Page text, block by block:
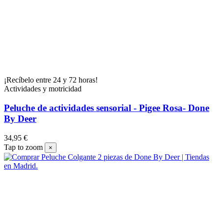
¡Recíbelo entre 24 y 72 horas!
Actividades y motricidad
Peluche de actividades sensorial - Pigee Rosa- Done
By Deer
34,95 €
Tap to zoom
×